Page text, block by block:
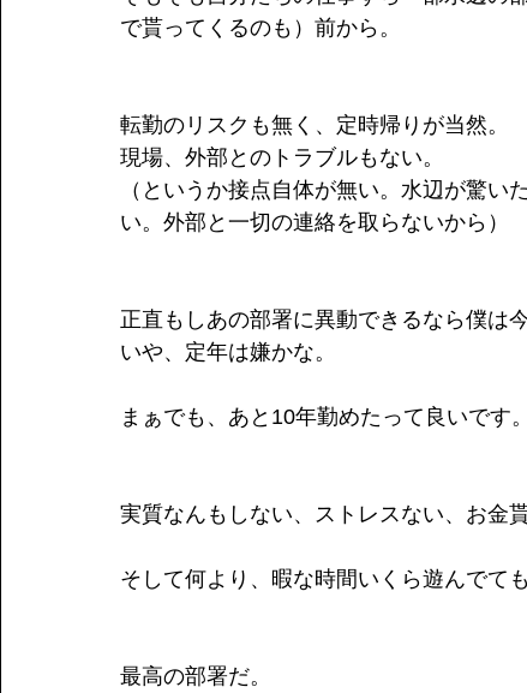
で貰ってくるのも）前から。
転勤のリスクも無く、定時帰りが当然。
現場、外部とのトラブルもない。
（というか接点自体が無い。水辺が驚
い。外部と一切の連絡を取らないから）
正直もしあの部署に異動できるなら僕は
いや、定年は嫌かな。
まぁでも、あと10年勤めたって良いです。
実質なんもしない、ストレスない、お金貰
そして何より、暇な時間いくら遊んでて
最高の部署だ。